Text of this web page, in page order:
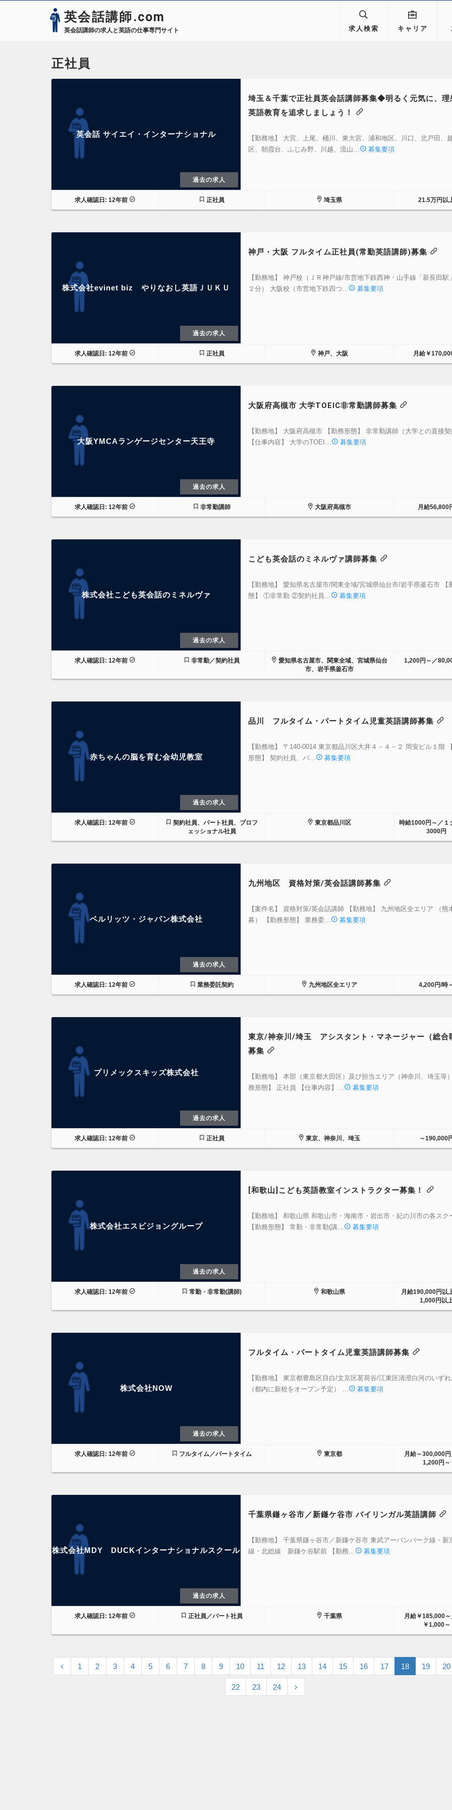
英会話講師.com
英会話講師の求人と英語の仕事専門サイト 求人検索 キャリア
正社員
英会話 サイエイ・インターナショナル
過去の求人
埼玉＆千葉で正社員英会話講師募集◆明るく元気に、理
英語教育を追求しましょう！
【勤務地】 大宮、上尾、桶川、東大宮、浦和地区、川口、北戸田、
区、朝霞台、ふじみ野、川越、流山…
募集要項
求人確認日: 12年前 正社員 埼玉県 21.5万円以
株式会社evinet biz やりなおし英語ＪＵＫＵ
過去の求人
神戸・大阪 フルタイム正社員(常勤英語講師)募集
【勤務地】 神戸校（ＪＲ神戸線/市営地下鉄西神・山手線「新長田駅
２分） 大阪校（市営地下鉄四つ…
募集要項
求人確認日: 12年前 正社員 神戸、大阪 月給￥
大阪YMCAランゲージセンター天王寺
過去の求人
大阪府高槻市 大学TOEIC非常勤講師募集
【勤務地】 大阪府高槻市 【勤務形態】 非常勤講師（大学との直接契
【仕事内容】 大学のTOEI…
募集要項
求人確認日: 12年前 非常勤講師 大阪府高槻市 月給56,800
株式会社こども英会話のミネルヴァ
過去の求人
こども英会話のミネルヴァ講師募集
【勤務地】 愛知県名古屋市/関東全域/宮城県仙台市/岩手県釜石市 【
態】 ①非常勤 ②契約社員…
募集要項
求人確認日: 12年前 非常勤／契約社員
愛知県名古屋市、関東全域、宮城県仙台
市、岩手県釜石市
1,200円～／
赤ちゃんの脳を育む会幼児教室
過去の求人
品川 フルタイム・パートタイム児童英語講師募集
【勤務地】 〒140-0014 東京都品川区大井４－４－２ 岡安ビル１階
形態】 契約社員、パ…
募集要項
求人確認日: 12年前
契約社員、パート社員、プロフ
ェッショナル社員
東京都品川区
時給1000円～／１
3000円
ベルリッツ・ジャパン株式会社
過去の求人
九州地区 資格対策/英会話講師募集
【案件名】 資格対策/英会話講師 【勤務地】 九州地区全エリア （熊
募） 【勤務形態】 業務委…
募集要項
求人確認日: 12年前 業務委託契約 九州地区全エリア 4,200円/時
プリメックスキッズ株式会社
過去の求人
東京/神奈川/埼玉 アシスタント・マネージャー（総合
募集
【勤務地】 本部（東京都大田区）及び担当エリア（神奈川、埼玉等
務形態】 正社員 【仕事内容】…
募集要項
求人確認日: 12年前 正社員 東京、神奈川、埼玉 ～190,000
株式会社エスビジョングループ
過去の求人
[和歌山]こども英語教室インストラクター募集！
【勤務地】 和歌山県 和歌山市・海南市・岩出市・紀の川市の各スク
【勤務形態】 常勤・非常勤(講…
募集要項
求人確認日: 12年前 常勤・非常勤(講師) 和歌山県
月給190,000円以
1,000円以
株式会社NOW
過去の求人
フルタイム・パートタイム児童英語講師募集
【勤務地】 東京都豊島区目白/文京区茗荷谷/江東区清澄白河のいず
（都内に新校をオープン予定） …
募集要項
求人確認日: 12年前 フルタイム／パートタイム 東京都
月給～300,000
1,200円～
株式会社MDY DUCKインターナショナルスクール
過去の求人
千葉県鎌ヶ谷市／新鎌ケ谷市 バイリンガル英語講師
【勤務地】 千葉県鎌ヶ谷市／新鎌ケ谷市 東武アーバンパーク線・新
線・北総線 新鎌ケ谷駅前 【勤務…
募集要項
求人確認日: 12年前 正社員／パート社員 千葉県
月給￥185,000
￥1,000～
1 2 3 4 5 6 7 8 9 10 11 12 13 14 15 16 17 18 19 20
22 23 24